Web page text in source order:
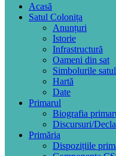
Acasă
Satul Colonița
Anunțuri
Istorie
Infrastructură
Oameni din sat
Simbolurile
Hartă
Date
Primarul
Biografia
Discursuri/
Primăria
Dispozițiile